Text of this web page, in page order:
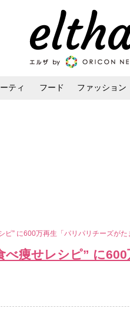
ティ フード ファッション
ピ” に600万再生「パリパリチーズがた
べ痩せレシピ” に600